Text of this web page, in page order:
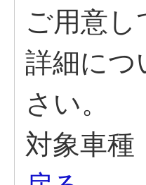
ご用意し
詳細につ
さい。
対象車種